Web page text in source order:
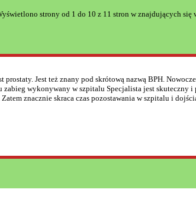
strony od 1 do 10 z 11 stron w znajdujących się
Jest też znany pod skrótową nazwą BPH.
wykonywany w szpitalu Specjalista jest skuteczny i
znacznie skraca czas pozostawania w szpitalu i